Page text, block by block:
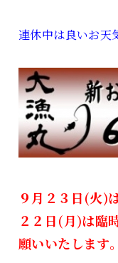
連休中は良いお天
９月２３日(火)
２２日(月)は臨
願いいたします。